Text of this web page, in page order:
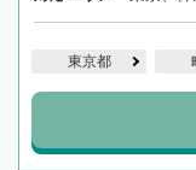
東京都